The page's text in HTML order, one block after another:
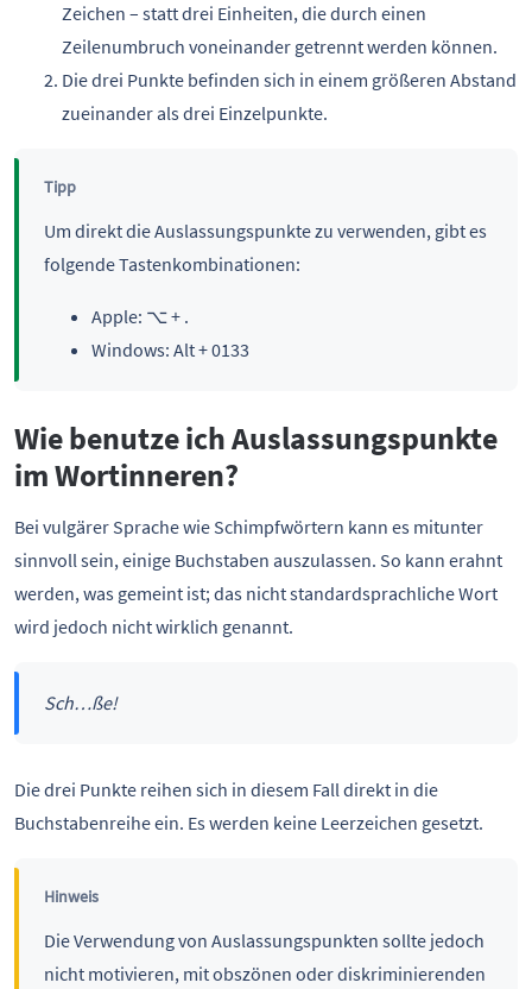
Zeichen – statt drei Einheiten, die durch einen
Zeilenumbruch voneinander getrennt werden können.
Die drei Punkte befinden sich in einem größeren Abstand
zueinander als drei Einzelpunkte.
Tipp
Um direkt die Auslassungspunkte zu verwenden, gibt es
folgende Tastenkombinationen:
Apple: ⌥ + .
Windows: Alt + 0133
Wie benutze ich Auslassungspunkte
im Wortinneren?
Bei vulgärer Sprache wie Schimpfwörtern kann es mitunter
sinnvoll sein, einige Buchstaben auszulassen. So kann erahnt
werden, was gemeint ist; das nicht standardsprachliche Wort
wird jedoch nicht wirklich genannt.
Sch…ße!
Die drei Punkte reihen sich in diesem Fall direkt in die
Buchstabenreihe ein. Es werden keine Leerzeichen gesetzt.
Hinweis
Die Verwendung von Auslassungspunkten sollte jedoch
nicht motivieren, mit obszönen oder diskriminierenden